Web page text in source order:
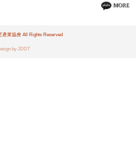
業協會 All Rights Reserved
by JDDT